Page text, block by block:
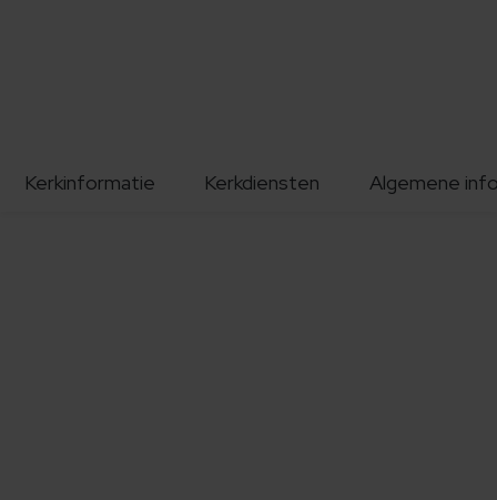
Kerkinformatie Kerkdiensten Algemene